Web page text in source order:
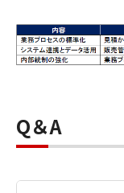
Q＆A